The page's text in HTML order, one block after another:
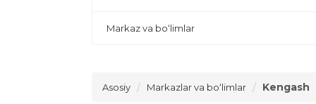
Markaz va bo‘limlar
Asosiy Markazlar va bo‘limlar Kengash